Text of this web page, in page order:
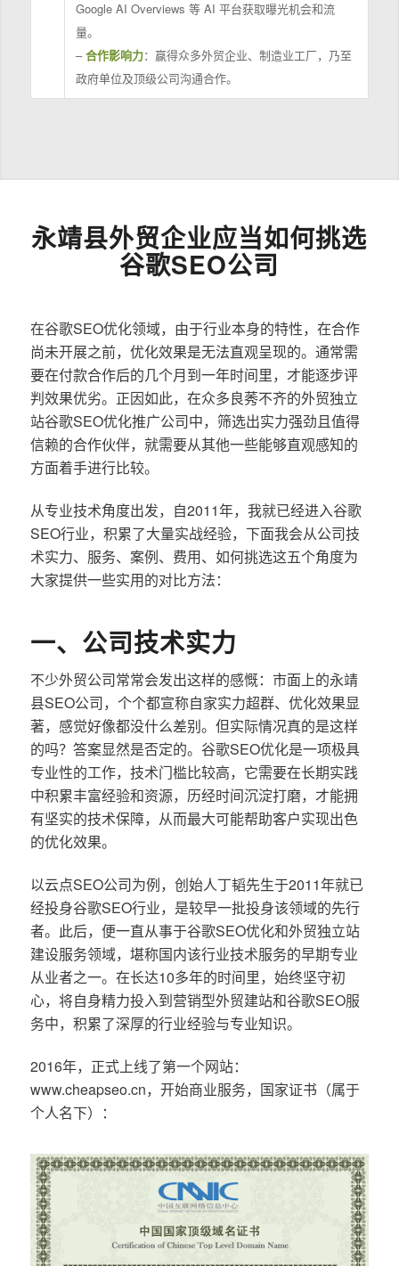
Google AI Overviews 等 AI 平台获取曝光机会和流
量。
–合作影响力：赢得众多外贸企业、制造业工厂，乃至
政府单位及顶级公司沟通合作。
永靖县外贸企业应当如何挑选
谷歌SEO公司
在谷歌SEO优化领域，由于行业本身的特性，在合作
尚未开展之前，优化效果是无法直观呈现的。通常需
要在付款合作后的几个月到一年时间里，才能逐步评
判效果优劣。正因如此，在众多良莠不齐的外贸独立
站谷歌SEO优化推广公司中，筛选出实力强劲且值得
信赖的合作伙伴，就需要从其他一些能够直观感知的
方面着手进行比较。
从专业技术角度出发，自2011年，我就已经进入谷歌
SEO行业，积累了大量实战经验，下面我会从公司技
术实力、服务、案例、费用、如何挑选这五个角度为
大家提供一些实用的对比方法：
一、公司技术实力
不少外贸公司常常会发出这样的感慨：市面上的永靖
县SEO公司，个个都宣称自家实力超群、优化效果显
著，感觉好像都没什么差别。但实际情况真的是这样
的吗？答案显然是否定的。谷歌SEO优化是一项极具
专业性的工作，技术门槛比较高，它需要在长期实践
中积累丰富经验和资源，历经时间沉淀打磨，才能拥
有坚实的技术保障，从而最大可能帮助客户实现出色
的优化效果。
以云点SEO公司为例，创始人丁韬先生于2011年就已
经投身谷歌SEO行业，是较早一批投身该领域的先行
者。此后，便一直从事于谷歌SEO优化和外贸独立站
建设服务领域，堪称国内该行业技术服务的早期专业
从业者之一。在长达10多年的时间里，始终坚守初
心，将自身精力投入到营销型外贸建站和谷歌SEO服
务中，积累了深厚的行业经验与专业知识。
2016年，正式上线了第一个网站：
www.cheapseo.cn，开始商业服务，国家证书（属于
个人名下）：